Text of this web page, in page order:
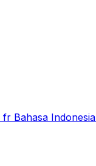
fr Bahasa Indonesia